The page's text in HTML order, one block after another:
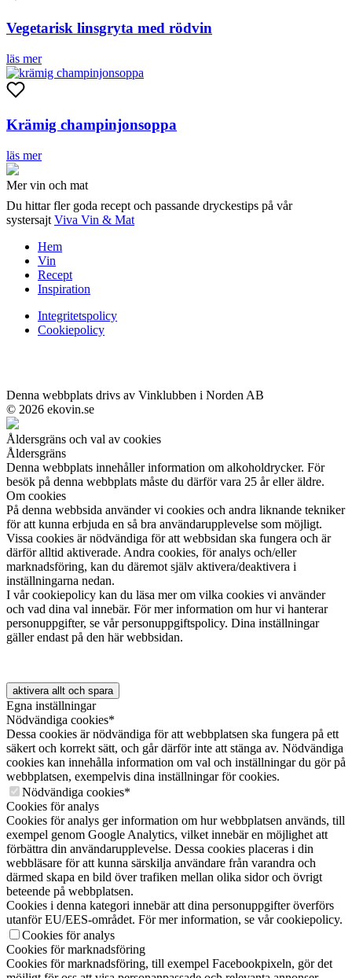
Vegetarisk linsgryta med rödvin
läs mer
Krämig champinjonsoppa
läs mer
Mer vin och mat
Du hittar fler goda recept och passande dryckestips på vår
systersajt Viva Vin & Mat
Hem
Vin
Recept
Inspiration
Integritetspolicy
Cookiepolicy
Denna webbplats drivs av Vinklubben i Norden AB
© 2026 ekovin.se
Åldersgräns och val av cookies
Åldersgräns
Denna webbplats innehåller information om alkoholdrycker. För
besök på denna webbplats måste du därför vara 25 år eller äldre.
Om cookies
På denna webbsida använder vi cookies och andra liknande tekniker
för att kunna erbjuda en så bra användarupplevelse som möjligt.
Vissa cookies är nödvändiga för att webbsidan ska fungera och är
därför alltid aktiverade. Andra cookies, för analys och/eller
marknadsföring, kan du däremot själv aktivera/deaktivera i
inställningarna nedan.
I vår cookiepolicy kan du läsa mer om vilka cookies vi använder
och vad dina val innebär. För mer information om hur vi hanterar
personuppgifter, se vår personuppgiftspolicy. Dina inställningar
gäller endast på den här webbsidan.
aktivera allt och spara
Egna inställningar
Nödvändiga cookies*
Dessa cookies är nödvändiga för att webbplatsen ska fungera på ett
säkert och korrekt sätt, och går därför inte att stänga av. Nödvändiga
cookies kan innehålla information om val och inställningar du gör på
webbplatsen, exempelvis dina inställningar för cookies.
Nödvändiga cookies*
Cookies för analys
Cookies för analys ger information om hur webbplatsen används, till
exempel genom Google Analytics, vilket innebär en möjlighet att
förbättra din användarupplevelse. Dessa cookies placeras i din
webbläsare för att kunna särskilja användare från varandra och
därmed skapa en bild över trafiken mellan olika sidor och övrigt
beteende på webbplatsen.
Cookies i denna kategori innebär att dina personuppgifter överförs
utanför EU/EES-området. För mer information, se vår cookiepolicy.
Cookies för analys
Cookies för marknadsföring
Cookies för marknadsföring, till exempel Facebookpixeln, gör det